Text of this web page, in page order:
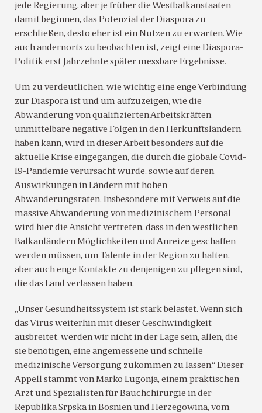
jede Regierung, aber je früher die Westbalkanstaaten
damit beginnen, das Potenzial der Diaspora zu
erschließen, desto eher ist ein Nutzen zu erwarten. Wie
auch andernorts zu beobachten ist, zeigt eine Diaspora-
Politik erst Jahrzehnte später messbare Ergebnisse.
Um zu verdeutlichen, wie wichtig eine enge Verbindung
zur Diaspora ist und um aufzuzeigen, wie die
Abwanderung von qualifizierten Arbeitskräften
unmittelbare negative Folgen in den Herkunftsländern
haben kann, wird in dieser Arbeit besonders auf die
aktuelle Krise eingegangen, die durch die globale Covid-
19-Pandemie verursacht wurde, sowie auf deren
Auswirkungen in Ländern mit hohen
Abwanderungsraten. Insbesondere mit Verweis auf die
massive Abwanderung von medizinischem Personal
wird hier die Ansicht vertreten, dass in den westlichen
Balkanländern Möglichkeiten und Anreize geschaffen
werden müssen, um Talente in der Region zu halten,
aber auch enge Kontakte zu denjenigen zu pflegen sind,
die das Land verlassen haben.
„Unser Gesundheitssystem ist stark belastet. Wenn sich
das Virus weiterhin mit dieser Geschwindigkeit
ausbreitet, werden wir nicht in der Lage sein, allen, die
sie benötigen, eine angemessene und schnelle
medizinische Versorgung zukommen zu lassen.“ Dieser
Appell stammt von Marko Lugonja, einem praktischen
Arzt und Spezialisten für Bauchchirurgie in der
Republika Srpska in Bosnien und Herzegowina, vom